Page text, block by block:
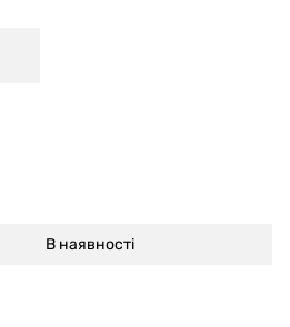
В наявності